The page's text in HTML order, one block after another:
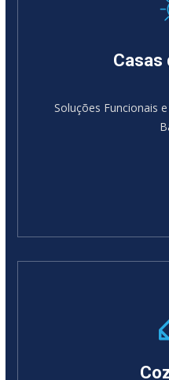
Casas
Soluções Funcionais